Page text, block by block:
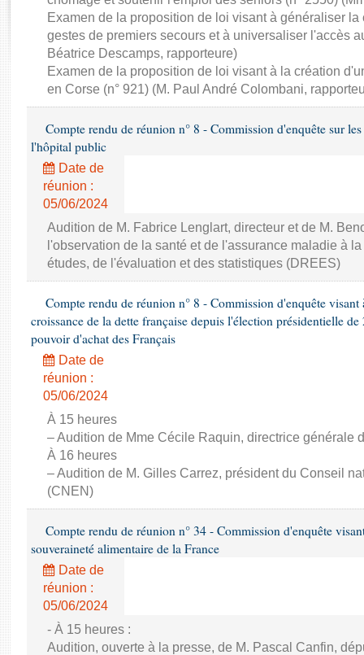
Rapports d'enquête
Rapports législatifs
Rapports sur l'application des lois
Baromètre de l’application des lois
Dossiers législatifs
Budget et sécurité sociale
Questions écrites et orales
Comptes rendus des débats
Examen de la proposition de loi visant à généraliser
gestes de premiers secours et à universaliser l'accès
Béatrice Descamps, rapporteure)
Examen de la proposition de loi visant à la création
en Corse (n° 921) (M. Paul André Colombani,
Compte rendu de réunion n° 8 - Commission d'enquête sur
l'hôpital public
Date de
réunion :
05/06/2024
Audition de M. Fabrice Lenglart, directeur et de M.
l'observation de la santé et de l'assurance maladie à
études, de l'évaluation et des statistiques (DREES)
Compte rendu de réunion n° 8 - Commission d'enquête
croissance de la dette française depuis l'élection présidentielle de
pouvoir d'achat des Français
Date de
réunion :
05/06/2024
À 15 heures
– Audition de Mme Cécile Raquin, directrice générale
À 16 heures
– Audition de M. Gilles Carrez, président du Conseil
(CNEN)
Compte rendu de réunion n° 34 - Commission d'enquête
souveraineté alimentaire de la France
Date de
réunion :
05/06/2024
- À 15 heures :
Audition, ouverte à la presse, de M. Pascal Canfin,